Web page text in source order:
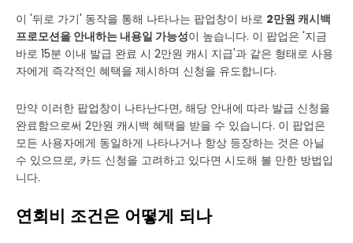
이 '뒤로 가기' 동작을 통해 나타나는 팝업창이 바로 2만원 캐시백
프로모션을 안내하는 내용일 가능성이 높습니다. 이 팝업은 '지금
바로 15분 이내 발급 완료 시 2만원 캐시 지급'과 같은 형태로 사용
자에게 즉각적인 혜택을 제시하며 신청을 유도합니다.
만약 이러한 팝업창이 나타난다면, 해당 안내에 따라 발급 신청을
완료함으로써 2만원 캐시백 혜택을 받을 수 있습니다. 이 팝업은
모든 사용자에게 동일하게 나타나거나 항상 등장하는 것은 아닐
수 있으므로, 카드 신청을 고려하고 있다면 시도해 볼 만한 방법입
니다.
연회비 조건은 어떻게 되나